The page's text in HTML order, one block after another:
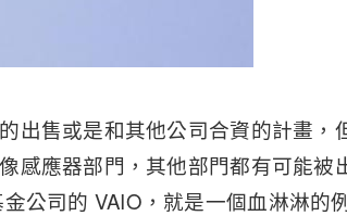
出售或是和其他公司合資的計畫，
感應器部門，其他部門都有可能被
公司的 VAIO，就是一個血淋淋的